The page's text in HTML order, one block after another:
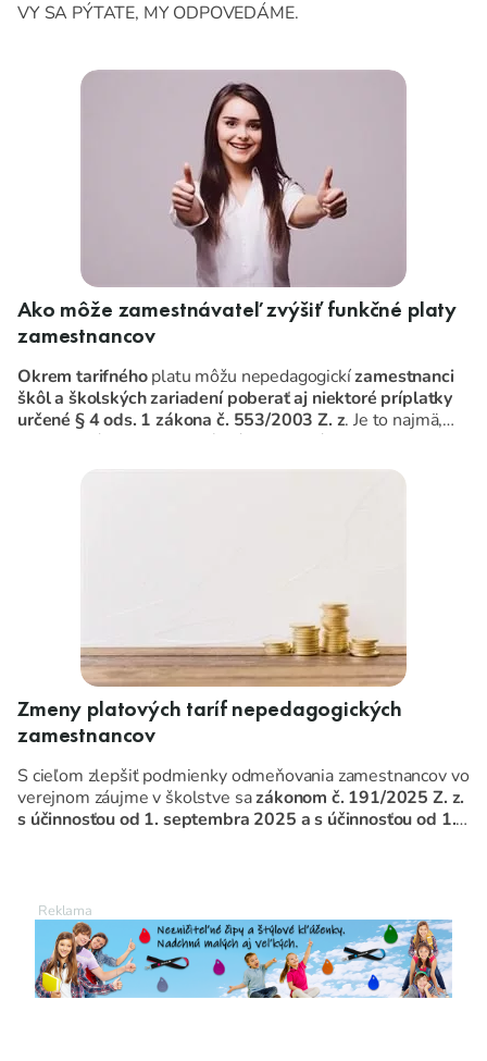
VY SA PÝTATE, MY ODPOVEDÁME.
Ako môže zamestnávateľ zvýšiť funkčné platy
zamestnancov
Okrem tarifnéhoplatu môžu nepedagogickízamestnanci
škôl a školských zariadení poberať aj niektoré príplatky
určené § 4 ods. 1 zákona č. 553/2003 Z. z. Je to najmä,
riadiaci príplatok, osobný príplatok, príplatok za
Zmeny platových taríf nepedagogických
zamestnancov
S cieľom zlepšiť podmienky odmeňovania zamestnancov vo
verejnom záujme v školstve sazákonom č. 191/2025 Z. z.
s účinnosťou od 1. septembra 2025 a s účinnosťou od 1.
zamestnancoch a odborných zamestnancoch.